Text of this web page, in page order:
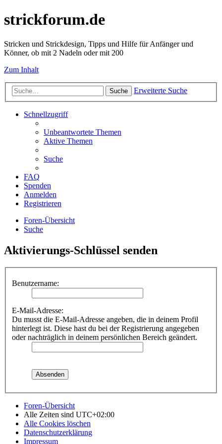
strickforum.de
Stricken und Strickdesign, Tipps und Hilfe für Anfänger und
Könner, ob mit 2 Nadeln oder mit 200
Zum Inhalt
Suche Erweiterte Suche
Schnellzugriff
Unbeantwortete Themen
Aktive Themen
Suche
FAQ
Spenden
Anmelden
Registrieren
Foren-Übersicht
Suche
Aktivierungs-Schlüssel senden
Benutzername:
E-Mail-Adresse:
Du musst die E-Mail-Adresse angeben, die in deinem Profil
hinterlegt ist. Diese hast du bei der Registrierung angegeben
oder nachträglich in deinem persönlichen Bereich geändert.
Foren-Übersicht
Alle Zeiten sind UTC+02:00
Alle Cookies löschen
Datenschutzerklärung
Impressum